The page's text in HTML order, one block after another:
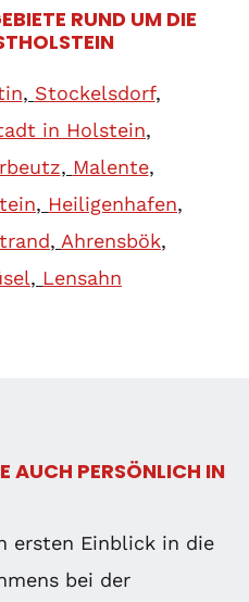
RUND UM DIE
, Stockelsdorf,
in Holstein,
, Malente,
, Heiligenhafen,
, Ahrensbök,
, Lensahn
AUCH PERSÖNLICH IN
ersten Einblick in die
bei der